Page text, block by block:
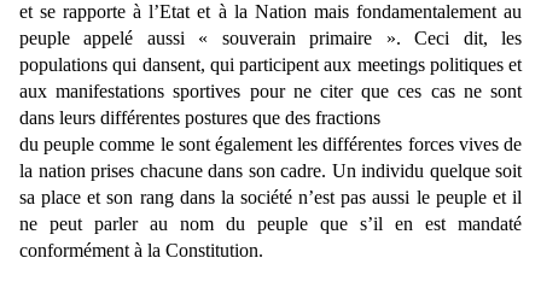
et se rapporte à l’Etat et à la Nation mais fondamentalement au
peuple appelé aussi « souverain primaire ». Ceci dit, les
populations qui dansent, qui participent aux meetings politiques et
aux manifestations sportives pour ne citer que ces cas ne sont
dans leurs différentes postures que des fractions
du peuple comme le sont également les différentes forces vives de
la nation prises chacune dans son cadre. Un individu quelque soit
sa place et son rang dans la société n’est pas aussi le peuple et il
ne peut parler au nom du peuple que s’il en est mandaté
conformément à la Constitution.